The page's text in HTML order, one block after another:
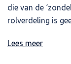
die van de
rolverdeling is
Lees meer